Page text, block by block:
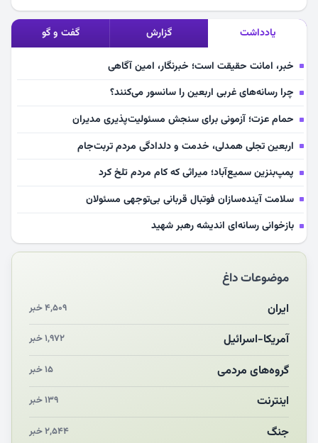
یادداشت گزارش گفت و گو
خبر، امانت حقیقت است؛ خبرنگار، امین آگاهی
چرا رسانه‌های غربی اربعین را سانسور می‌کنند؟
حمام عزت؛ آزمونی برای سنجش مسئولیت‌پذیری مدیران
اربعین تجلی همدلی، خدمت و دلدادگی مردم تربت‌جام
پمپ‌بنزین سمیع‌آباد؛ میراثی که کام مردم تلخ کرد
سلامت آینده‌سازان فوتبال قربانی بی‌توجهی مسئولان
بازخوانی رسانه‌ای اندیشه رهبر شهید
مشهدالرضا آقای شهید ایران را در آغوش کشید
مکن ای صبح طلوع
چرایی «استقبال از آقای ایران»
انقلاب مردمی و مردم انقلابی
مرگ خاموش زیست‌محیطی در منطقه تربت‌جام
موضوعات داغ
ایران ۴,۵۰۹ خبر
آمریکا-اسرائیل ۱,۹۷۲ خبر
گروه‌های مردمی ۱۵ خبر
اینترنت ۱۳۹ خبر
جنگ ۲,۵۴۴ خبر